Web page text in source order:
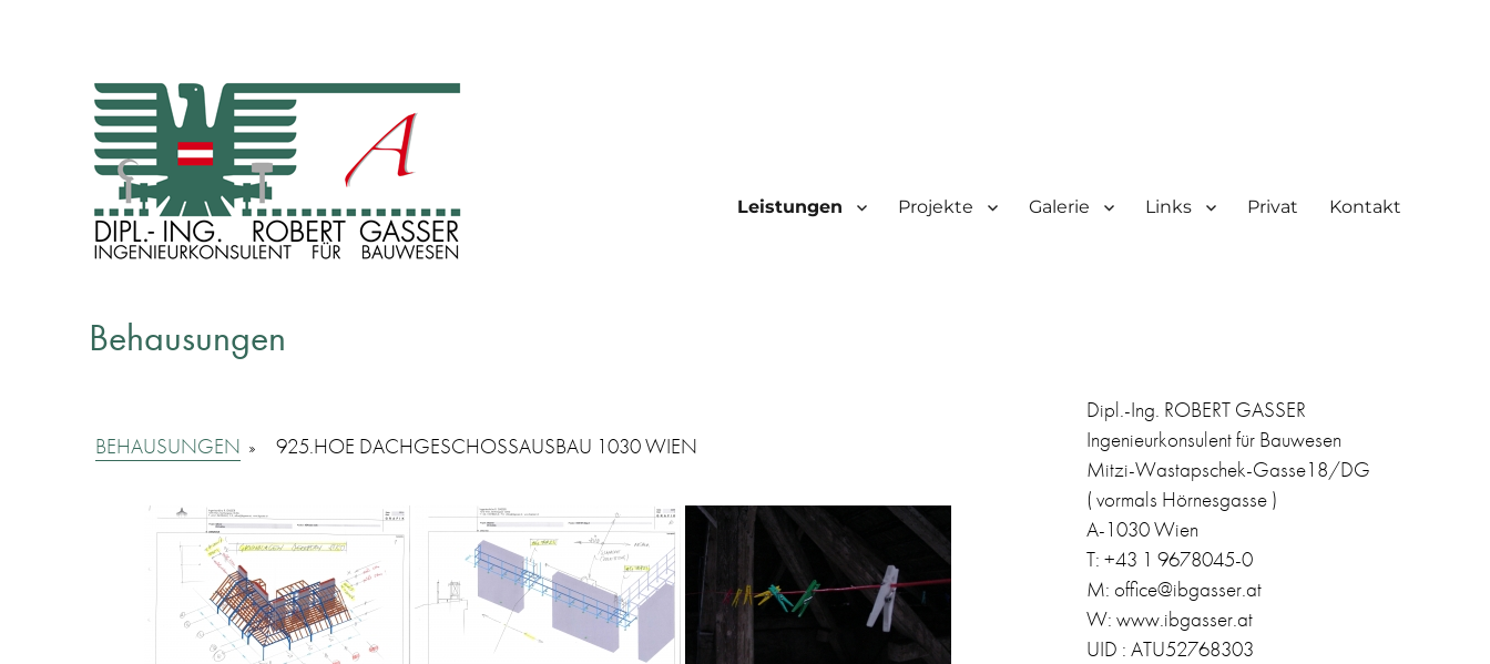
Leistungen Projekte Galerie Links Privat Kontakt
Behausungen
BEHAUSUNGEN » 925.HOE DACHGESCHOSSAUSBAU 1030 WIEN
Dipl.-Ing. ROBERT GASSER
Ingenieurkonsulent für Bauwesen
Mitzi-Wastapschek-Gasse18/DG
( vormals Hörnesgasse )
A-1030 Wien
T: +43 1 9678045-0
M: office@ibgasser.at
W: www.ibgasser.at
UID : ATU52768303